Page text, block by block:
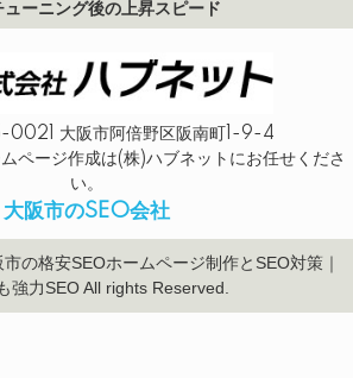
ューニング後の上昇スピード
0021 大阪市阿倍野区阪南町1-9-4
ページ作成は(株)ハブネットにお任せくださ
い。
大阪市のSEO会社
の格安SEOホームページ制作とSEO対策｜
強力SEO All rights Reserved.